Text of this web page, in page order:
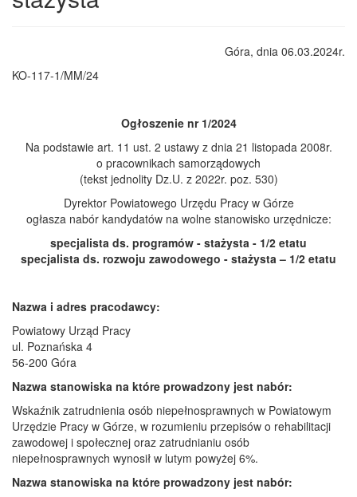
Góra, dnia 06.03.2024r.
KO-117-1/MM/24
Ogłoszenie nr 1/2024
Na podstawie art. 11 ust. 2 ustawy z dnia 21 listopada 2008r.
o pracownikach samorządowych
(tekst jednolity Dz.U. z 2022r. poz. 530)
Dyrektor Powiatowego Urzędu Pracy w Górze
ogłasza nabór kandydatów na wolne stanowisko urzędnicze:
specjalista ds. programów - stażysta - 1/2 etatu
specjalista ds. rozwoju zawodowego - stażysta – 1/2 etatu
Nazwa i adres pracodawcy:
Powiatowy Urząd Pracy
ul. Poznańska 4
56-200 Góra
Nazwa stanowiska na które prowadzony jest nabór:
Wskaźnik zatrudnienia osób niepełnosprawnych w Powiatowym
Urzędzie Pracy w Górze, w rozumieniu przepisów o rehabilitacji
zawodowej i społecznej oraz zatrudnianiu osób
niepełnosprawnych wynosił w lutym powyżej 6%.
Nazwa stanowiska na które prowadzony jest nabór: